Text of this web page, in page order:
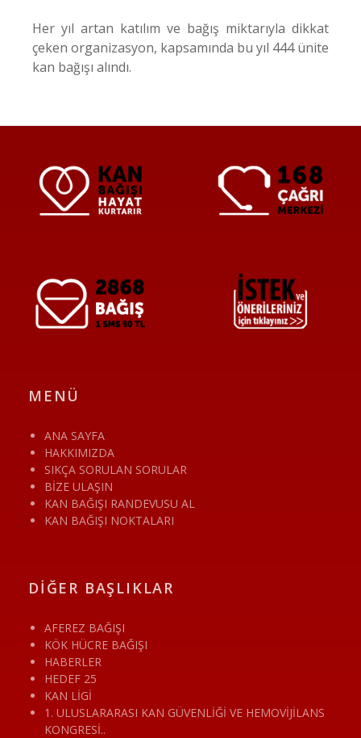
Her yıl artan katılım ve bağış miktarıyla dikkat
çeken organizasyon, kapsamında bu yıl 444 ünite
kan bağışı alındı.
MENÜ
ANA SAYFA
HAKKIMIZDA
SIKÇA SORULAN SORULAR
BİZE ULAŞIN
KAN BAĞIŞI RANDEVUSU AL
KAN BAĞIŞI NOKTALARI
DİĞER BAŞLIKLAR
AFEREZ BAĞIŞI
KÖK HÜCRE BAĞIŞI
HABERLER
HEDEF 25
KAN LİGİ
1. ULUSLARARASI KAN GÜVENLİĞİ VE HEMOVİJİLANS
KONGRESİ..